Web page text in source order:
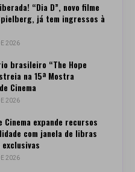
“Dia D”, novo filme
já tem ingressos à
2026
brasileiro “The Hope
na 15ª Mostra
Cinema
2026
Cinema expande recursos
com janela de libras
2026